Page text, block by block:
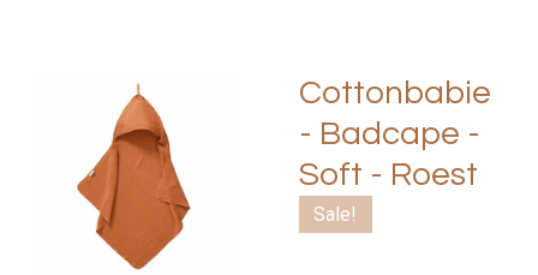
Cottonbabie
- Badcape -
Soft - Roest
Sale!